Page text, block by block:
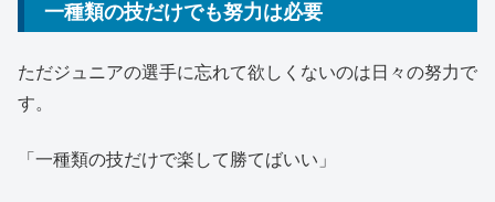
一種類の技だけでも努力は必要
ただジュニアの選手に忘れて欲しくないのは日々の努力で
す。
「一種類の技だけで楽して勝てばいい」